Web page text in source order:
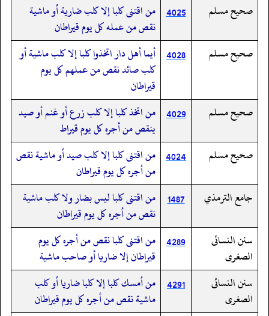
صحيح مسلم
4025 من اقتنى كلبا إلا كلب ضارية أو ماشية
نقص من عمله كل يوم قيراطان
صحيح مسلم
4028 أيما أهل دار اتخذوا كلبا إلا كلب ماشية أو
كلب صائد نقص من عملهم كل يوم
قيراطان
صحيح مسلم
4029 من اتخذ كلبا إلا كلب زرع أو غنم أو صيد
ينقص من أجره كل يوم قيراط
صحيح مسلم
4024 من اقتنى كلبا إلا كلب صيد أو ماشية نقص
من أجره كل يوم قيراطان
جامع الترمذي
1487
من اقتنى كلبا ليس بضار ولا كلب ماشية
نقص من أجره كل يوم قيراطان
سنن النسائى
الصغرى
4289 من اقتنى كلبا نقص من أجره كل يوم
قيراطان إلا ضاريا أو صاحب ماشية
سنن النسائى
الصغرى
4291 من أمسك كلبا إلا كلبا ضاريا أو كلب
ماشية نقص من أجره كل يوم قيراطان